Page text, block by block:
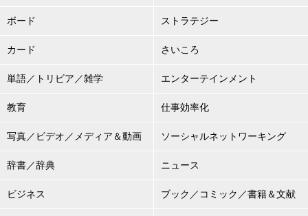
ボード ストラテジー
カード さいころ
単語／トリビア／雑学 エンターテインメント
教育 仕事効率化
写真／ビデオ／メディア＆動画 ソーシャルネットワーキング
辞書／辞典 ニュース
ビジネス ブック／コミック／書籍＆文献